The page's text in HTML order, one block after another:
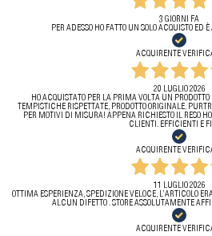
3 GIORNI FA
PER ADESSO HO FATTO UN SOLO ACQUISTO
ACQUIRENTE
20 LUGLIO 2026
HO ACQUISTATO PER LA PRIMA VOLTA UN PRODOTTO
TEMPISTICHE RISPETTATE, PRODOTTO ORIGINALE.
PER MOTIVI DI MISURA! APPENA RICHIESTO IL RESO
CLIENTI. EFFICIENTI E
ACQUIRENTE
11 LUGLIO 2026
OTTIMA ESPERIENZA, SPEDIZIONE VELOCE, L’ARTICOLO
ALCUN DIFETTO . STORE ASSOLUTAMENTE
ACQUIRENTE